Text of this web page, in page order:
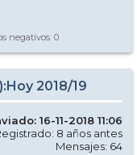
negativos: 0
2018/19
16-11-2018 11:06
8 años antes
Mensajes: 64